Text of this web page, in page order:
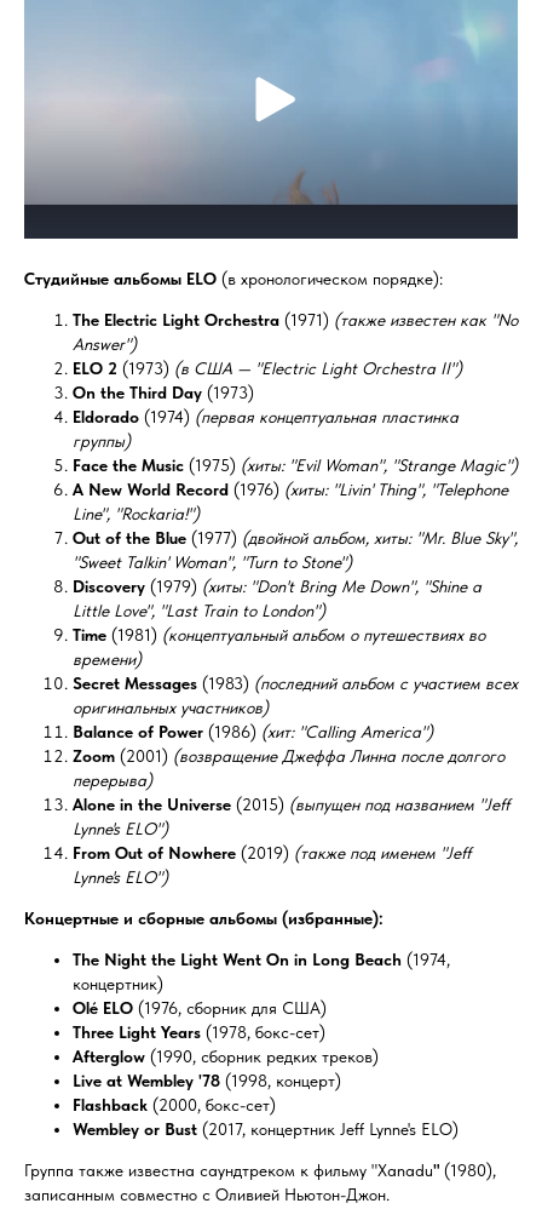
Студийные альбомы ELO (в хронологическом порядке):
The Electric Light Orchestra (1971) (также известен как "No
Answer")
ELO 2 (1973) (в США — "Electric Light Orchestra II")
On the Third Day (1973)
Eldorado (1974) (первая концептуальная пластинка
группы)
Face the Music (1975) (хиты: "Evil Woman", "Strange Magic")
A New World Record (1976) (хиты: "Livin' Thing", "Telephone
Line", "Rockaria!")
Out of the Blue (1977) (двойной альбом, хиты: "Mr. Blue Sky",
"Sweet Talkin' Woman", "Turn to Stone")
Discovery (1979) (хиты: "Don't Bring Me Down", "Shine a
Little Love", "Last Train to London")
Time (1981) (концептуальный альбом о путешествиях во
времени)
Secret Messages (1983) (последний альбом с участием всех
оригинальных участников)
Balance of Power (1986) (хит: "Calling America")
Zoom (2001) (возвращение Джеффа Линна после долгого
перерыва)
Alone in the Universe (2015) (выпущен под названием "Jeff
Lynne's ELO")
From Out of Nowhere (2019) (также под именем "Jeff
Lynne's ELO")
Концертные и сборные альбомы (избранные):
The Night the Light Went On in Long Beach (1974,
концертник)
Olé ELO (1976, сборник для США)
Three Light Years (1978, бокс-сет)
Afterglow (1990, сборник редких треков)
Live at Wembley '78 (1998, концерт)
Flashback (2000, бокс-сет)
Wembley or Bust (2017, концертник Jeff Lynne's ELO)
Группа также известна саундтреком к фильму "Xanadu" (1980),
записанным совместно с Оливией Ньютон-Джон.